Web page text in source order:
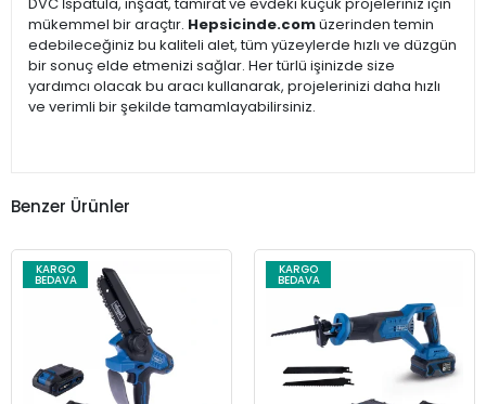
DVC İspatula, inşaat, tamirat ve evdeki küçük projeleriniz için
mükemmel bir araçtır. Hepsicinde.comüzerinden temin
edebileceğiniz bu kaliteli alet, tüm yüzeylerde hızlı ve düzgün
bir sonuç elde etmenizi sağlar. Her türlü işinizde size
yardımcı olacak bu aracı kullanarak, projelerinizi daha hızlı
ve verimli bir şekilde tamamlayabilirsiniz.
Benzer Ürünler
KARGO
BEDAVA
KARGO
BEDAVA